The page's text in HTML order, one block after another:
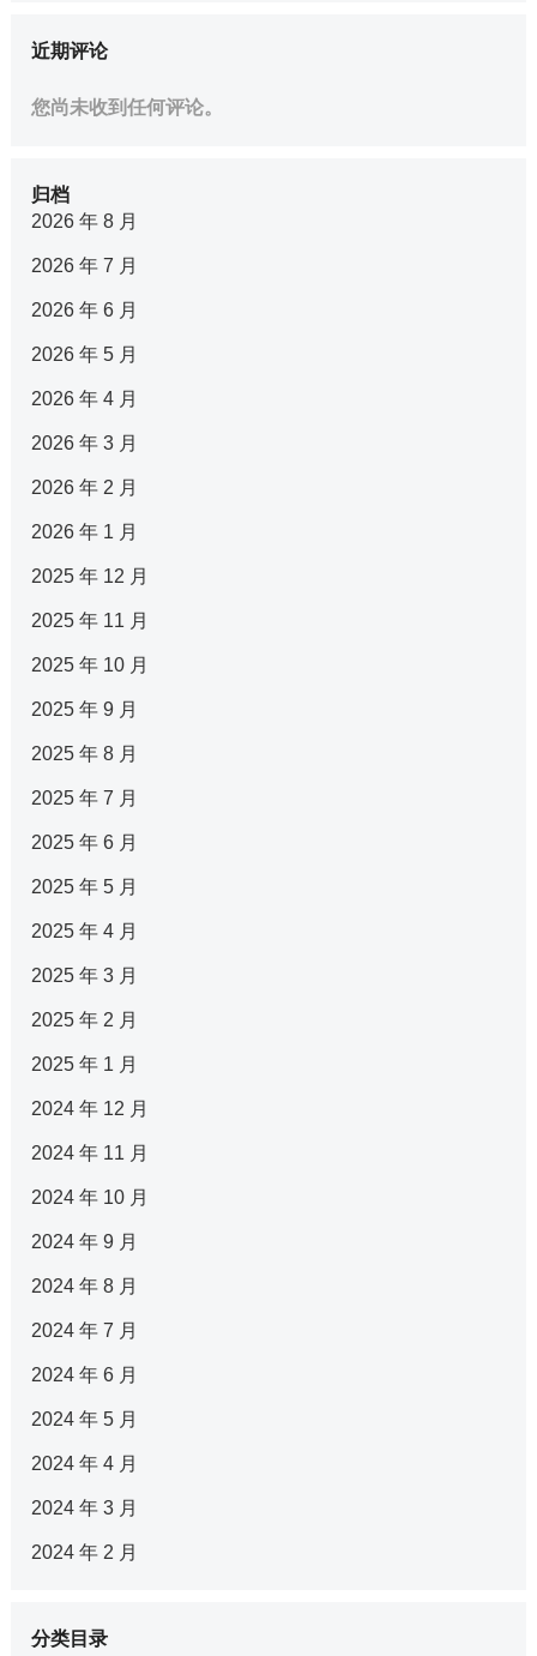
近期评论
您尚未收到任何评论。
归档
2026 年 8 月
2026 年 7 月
2026 年 6 月
2026 年 5 月
2026 年 4 月
2026 年 3 月
2026 年 2 月
2026 年 1 月
2025 年 12 月
2025 年 11 月
2025 年 10 月
2025 年 9 月
2025 年 8 月
2025 年 7 月
2025 年 6 月
2025 年 5 月
2025 年 4 月
2025 年 3 月
2025 年 2 月
2025 年 1 月
2024 年 12 月
2024 年 11 月
2024 年 10 月
2024 年 9 月
2024 年 8 月
2024 年 7 月
2024 年 6 月
2024 年 5 月
2024 年 4 月
2024 年 3 月
2024 年 2 月
分类目录